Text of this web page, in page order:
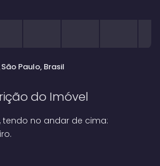
São Paulo, Brasil
do Imóvel
tendo no andar de cima: